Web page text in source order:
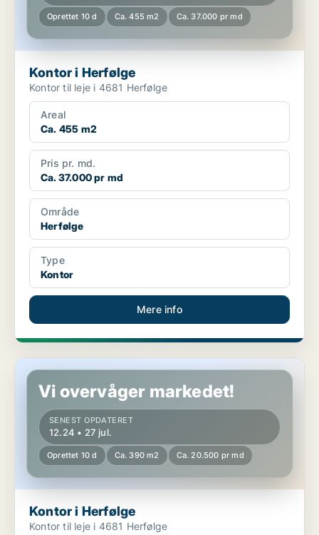
Oprettet 10 d Ca. 455 m2 Ca. 37.000 pr md
Kontor i Herfølge
Kontor til leje i 4681 Herfølge
Areal
Ca. 455 m2
Pris pr. md.
Ca. 37.000 pr md
Område
Herfølge
Type
Kontor
Mere info
Kontor i Herfølge
Vi overvåger markedet!
SENEST OPDATERET
12.24 • 27 jul.
Oprettet 10 d Ca. 390 m2 Ca. 20.500 pr md
Kontor i Herfølge
Kontor til leje i 4681 Herfølge